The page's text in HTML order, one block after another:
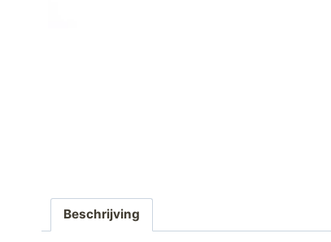
Beschrijving